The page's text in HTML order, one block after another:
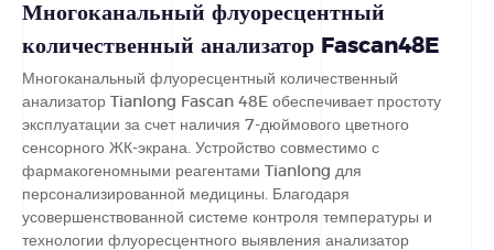
Многоканальный флуоресцентный
количественный анализатор Fascan48E
Многоканальный флуоресцентный количественный
анализатор Tianlong Fascan 48E обеспечивает простоту
эксплуатации за счет наличия 7-дюймового цветного
сенсорного ЖК-экрана. Устройство совместимо с
фармакогеномными реагентами Tianlong для
персонализированной медицины. Благодаря
усовершенствованной системе контроля температуры и
технологии флуоресцентного выявления анализатор